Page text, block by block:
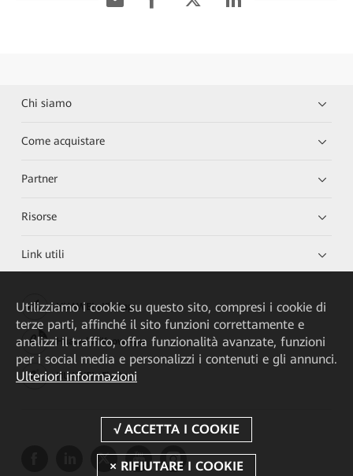
Chi siamo
Come acquistare
Partner
Risorse
Link utili
HUAWEI eKit App
Huawei HiKnow App
HUAWEI eFly App
Utilizziamo i cookie su questo sito, compresi i cookie di
terze parti, affinché il sito funzioni correttamente e
analizzi il traffico, offra funzionalità avanzate, funzioni
per i social media e personalizzi i contenuti e gli annunci.
Ulteriori informazioni